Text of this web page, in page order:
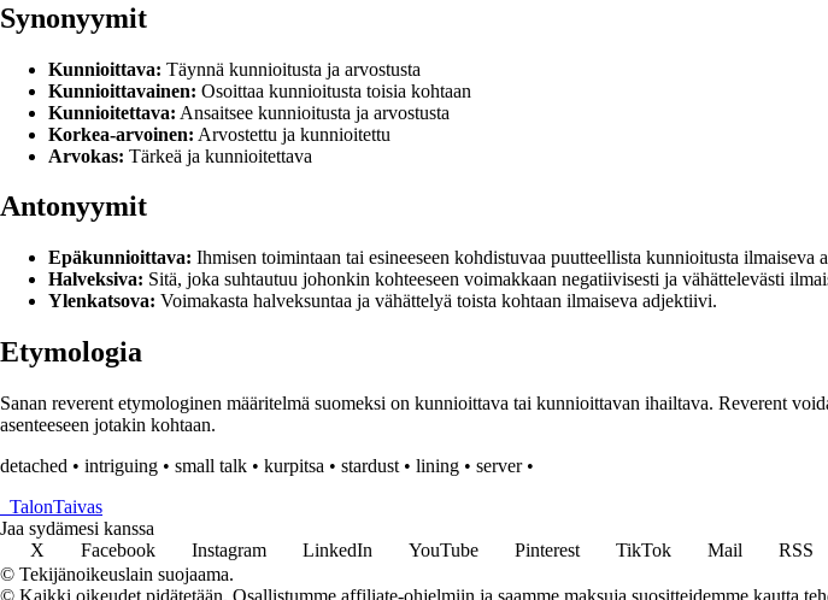
Synonyymit
Kunnioittava: Täynnä kunnioitusta ja arvostusta
Kunnioittavainen: Osoittaa kunnioitusta toisia kohtaan
Kunnioitettava: Ansaitsee kunnioitusta ja arvostusta
Korkea-arvoinen: Arvostettu ja kunnioitettu
Arvokas: Tärkeä ja kunnioitettava
Antonyymit
Epäkunnioittava: Ihmisen toimintaan tai esineeseen kohdistuvaa puutteellista kunnioitusta ilmaiseva
Halveksiva: Sitä, joka suhtautuu johonkin kohteeseen voimakkaan negatiivisesti ja vähättelevästi
Ylenkatsova: Voimakasta halveksuntaa ja vähättelyä toista kohtaan ilmaiseva adjektiivi.
Etymologia
Sanan reverent etymologinen määritelmä suomeksi on kunnioittava tai kunnioittavan ihailtava. Reverent
asenteeseen jotakin kohtaan.
detached • intriguing • small talk • kurpitsa • stardust • lining • server•
TalonTaivas
Jaa sydämesi kanssa
X
Facebook Instagram LinkedIn YouTube Pinterest TikTok Mail
RSS
© Tekijänoikeuslain suojaama.